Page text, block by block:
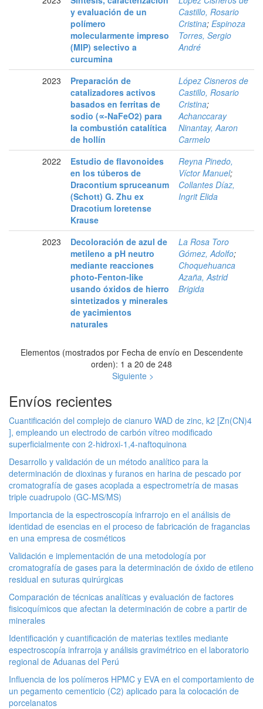
y evaluación de un
polímero
molecularmente impreso
(MIP) selectivo a
curcumina
Castillo, Rosario
Cristina; Espinoza
Torres, Sergio
André
2023
Preparación de
catalizadores activos
basados en ferritas de
sodio (∝-NaFeO2) para
la combustión catalítica
de hollín
López Cisneros de
Castillo, Rosario
Cristina;
Achanccaray
Ninantay, Aaron
Carmelo
2022
Estudio de flavonoides
en los túberos de
Dracontium spruceanum
(Schott) G. Zhu ex
Dracotium loretense
Krause
Reyna Pinedo,
Víctor Manuel;
Collantes Díaz,
Ingrit Elida
2023
Decoloración de azul de
metileno a pH neutro
mediante reacciones
photo-Fenton-like
usando óxidos de hierro
sintetizados y minerales
de yacimientos
naturales
La Rosa Toro
Gómez, Adolfo;
Choquehuanca
Azaña, Astrid
Brigida
Elementos (mostrados por Fecha de envío en Descendente
orden): 1 a 20 de 248
Siguiente >
Envíos recientes
Cuantificación del complejo de cianuro WAD de zinc, k2 [Zn(CN)4
], empleando un electrodo de carbón vítreo modificado
superficialmente con 2-hidroxi-1,4-naftoquinona
Desarrollo y validación de un método analítico para la
determinación de dioxinas y furanos en harina de pescado por
cromatografía de gases acoplada a espectrometría de masas
triple cuadrupolo (GC-MS/MS)
Importancia de la espectroscopía infrarrojo en el análisis de
identidad de esencias en el proceso de fabricación de fragancias
en una empresa de cosméticos
Validación e implementación de una metodología por
cromatografía de gases para la determinación de óxido de etileno
residual en suturas quirúrgicas
Comparación de técnicas analíticas y evaluación de factores
fisicoquímicos que afectan la determinación de cobre a partir de
minerales
Identificación y cuantificación de materias textiles mediante
espectroscopía infrarroja y análisis gravimétrico en el laboratorio
regional de Aduanas del Perú
Influencia de los polímeros HPMC y EVA en el comportamiento de
un pegamento cementicio (C2) aplicado para la colocación de
porcelanatos